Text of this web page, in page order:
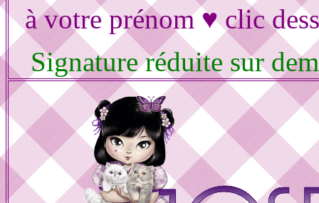
à votre prénom ♥ clic
Signature réduite sur